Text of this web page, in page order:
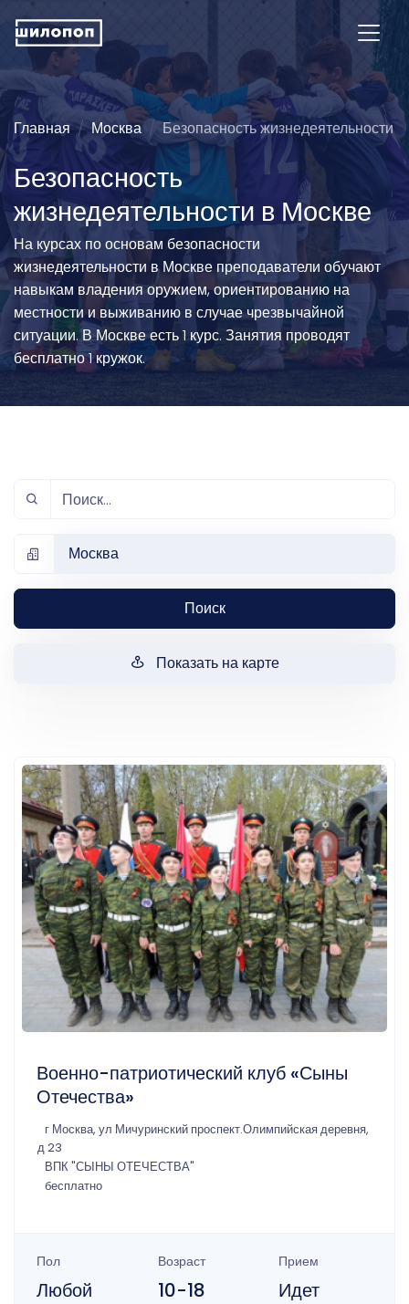
Главная Москва Безопасность жизнедеятельности
Безопасность
жизнедеятельности в Москве
На курсах по основам безопасности
жизнедеятельности в Москве преподаватели обучают
навыкам владения оружием, ориентированию на
местности и выживанию в случае чрезвычайной
ситуации. В Москве есть 1 курс. Занятия проводят
бесплатно 1 кружок.
Москва
Поиск
Показать на карте
Военно-патриотический клуб «Сыны
Отечества»
г Москва, ул Мичуринский проспект.Олимпийская деревня,
д 23
ВПК "СЫНЫ ОТЕЧЕСТВА"
бесплатно
Пол
Любой
Возраст
10-18
Прием
Идет